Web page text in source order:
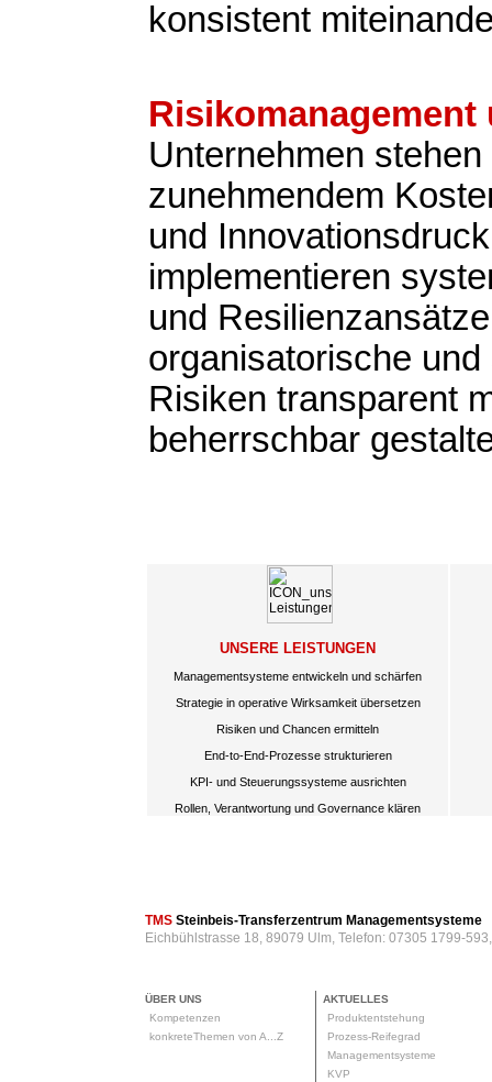
konsistent
Risikomanagement
Unternehmen stehen
zunehmendem
und
implementieren
und
organisatorische
Risiken transparent
beherrschbar
UNSERE LEISTUNGEN
Managementsysteme entwickeln und schärfen
Strategie in operative Wirksamkeit übersetzen
Risiken und Chancen ermitteln
End-to-End-Prozesse strukturieren
KPI- und Steuerungssysteme ausrichten
Rollen, Verantwortung und Governance klären
TMS Steinbeis-Transferzentrum Managementsysteme
Eichbühlstrasse 18, 89079 Ulm, Telefon: 07305 1799-
ÜBER UNS
Kompetenzen
konkreteThemen von A...Z
AKTUELLES
Produktentstehung
Prozess-Reifegrad
Managementsysteme
KVP